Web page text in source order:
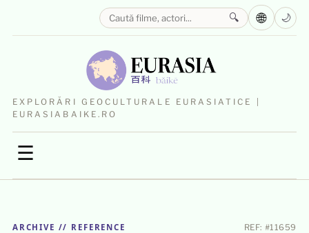
EXPLORĂRI GEOCULTURALE EURASIATICE |
EURASIABAIKE.RO
☰
🔍 🌐 🌙
ARCHIVE // REFERENCE REF: #11659